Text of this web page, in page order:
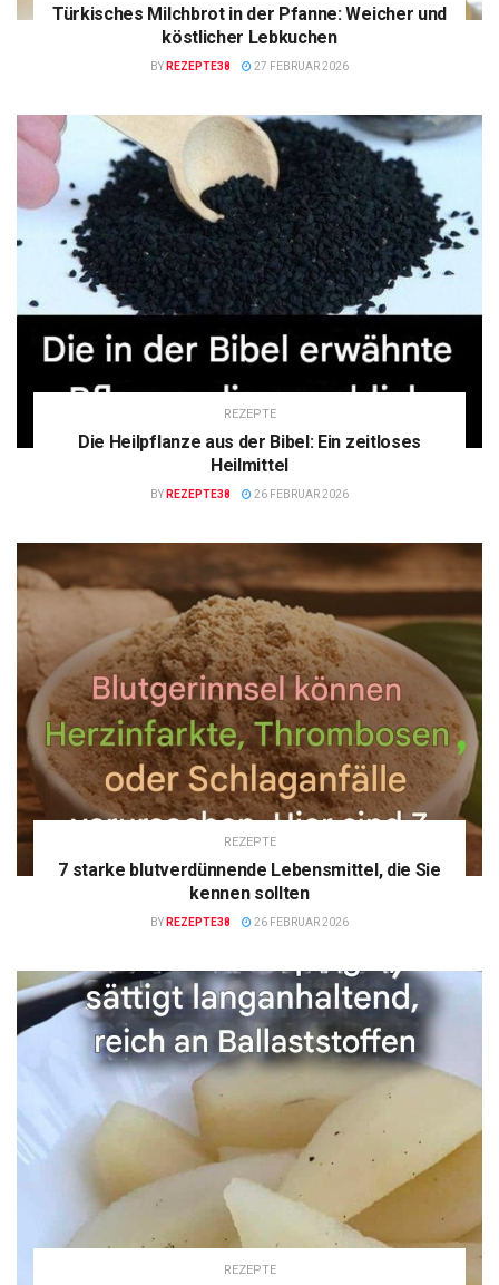
Türkisches Milchbrot in der Pfanne: Weicher und
köstlicher Lebkuchen
BY REZEPTE38 27 FEBRUAR 2026
REZEPTE
Die Heilpflanze aus der Bibel: Ein zeitloses
Heilmittel
BY REZEPTE38 26 FEBRUAR 2026
REZEPTE
7 starke blutverdünnende Lebensmittel, die Sie
kennen sollten
BY REZEPTE38 26 FEBRUAR 2026
REZEPTE